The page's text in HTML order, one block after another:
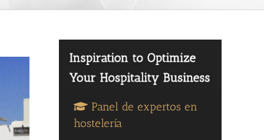
Panel de expertos en
hostelería